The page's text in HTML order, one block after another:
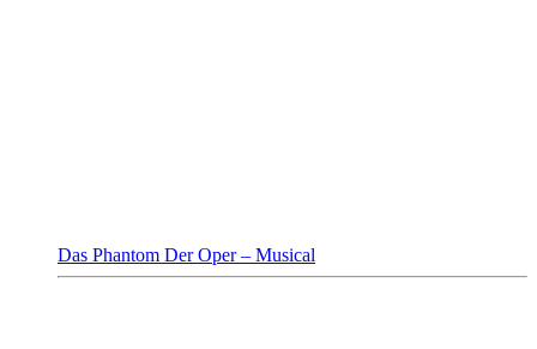
Das Phantom Der Oper – Musical